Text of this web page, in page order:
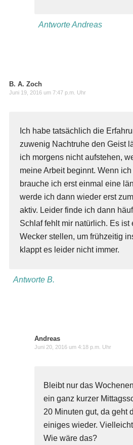
Antworte Andreas
B. A. Zoch
Juni 19, 2016 um 7:47 p.m. Uhr
Ich habe tatsächlich die
zuwenig Nachtruhe den Geist
ich morgens nicht aufstehen,
meine Arbeit beginnt. Wenn
brauche ich erst einmal eine
werde ich dann wieder erst
aktiv. Leider finde ich dann
Schlaf fehlt mir natürlich. Es ist
Wecker stellen, um frühzeitig
klappt es leider nicht immer.
Antworte B.
Andreas
Juni 20, 2016 um 4:18 p.m. Uhr
Bleibt nur das
ein ganz kurzer
20 Minuten gut, da geht
einiges wieder.
Wie wäre das?